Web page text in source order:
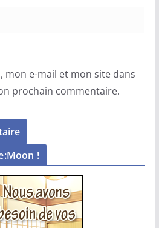
mon e-mail et mon site dans
prochain commentaire.
!